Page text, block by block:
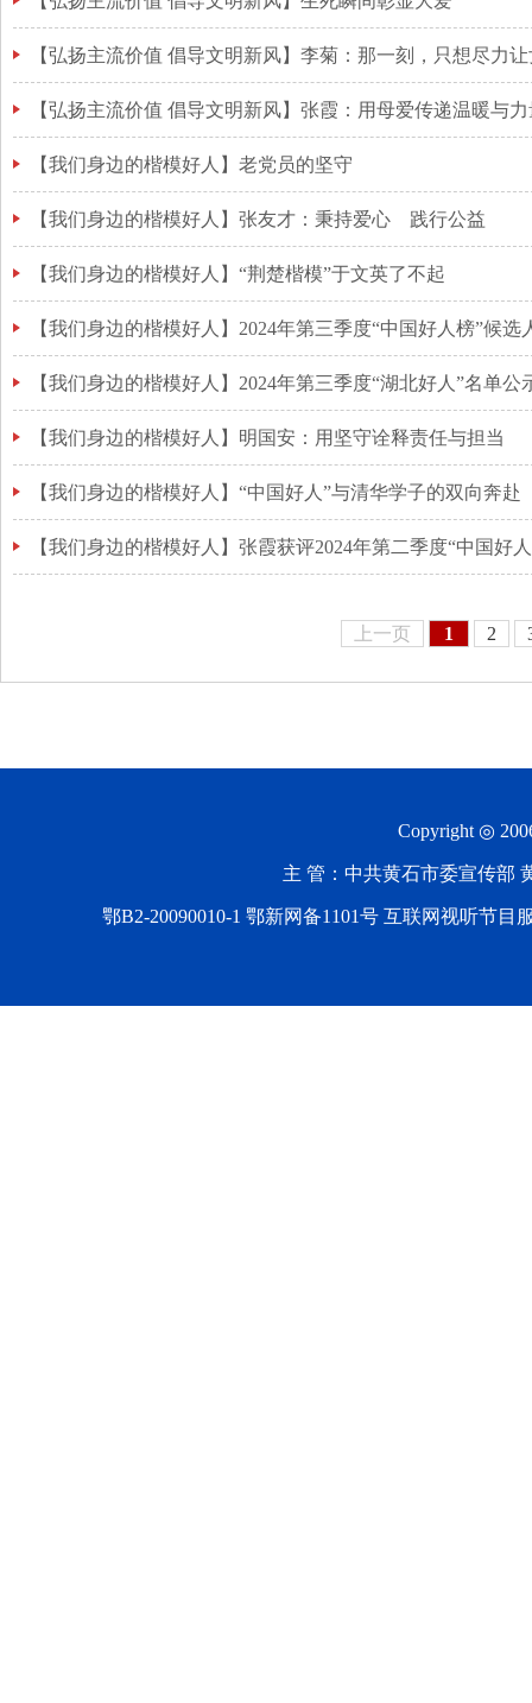
【弘扬主流价值 倡导文明新风】李菊：那一刻，只想尽力
【弘扬主流价值 倡导文明新风】张霞：用母爱传递温暖与
【我们身边的楷模好人】老党员的坚守
【我们身边的楷模好人】张友才：秉持爱心 践行公益
【我们身边的楷模好人】“荆楚楷模”于文英了不起
【我们身边的楷模好人】2024年第三季度“湖北好人”名单公
【我们身边的楷模好人】明国安：用坚守诠释责任与担当
【我们身边的楷模好人】“中国好人”与清华学子的双向奔赴
【我们身边的楷模好人】张霞获评2024年第二季度“中国好
上一页 1 2
Copyright ◎
主 管：中共黄石市委宣传部
鄂B2-20090010-1 鄂新网备1101号 互联网视听节目